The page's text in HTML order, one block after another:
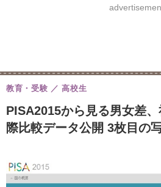
8月開催学校説明会・相
PISA2015から見る男女差
際比較データ公開 3枚目の
教育・受験 高校生